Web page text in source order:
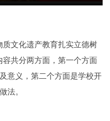
文化遗产教育扎实立德树
容共分两方面，第一个方面
意义，第二个方面是学校开
法。